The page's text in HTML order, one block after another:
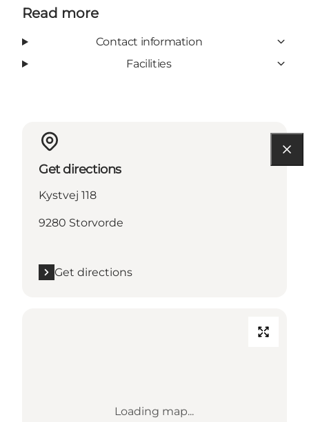
Read more
Contact information
Facilities
Get directions
Kystvej 118
9280 Storvorde
Get directions
Loading map...